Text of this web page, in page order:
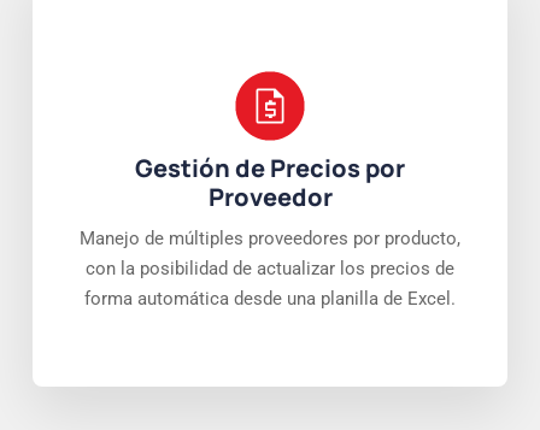
Gestión de Precios por
Proveedor
Manejo de múltiples proveedores por producto,
con la posibilidad de actualizar los precios de
forma automática desde una planilla de Excel.